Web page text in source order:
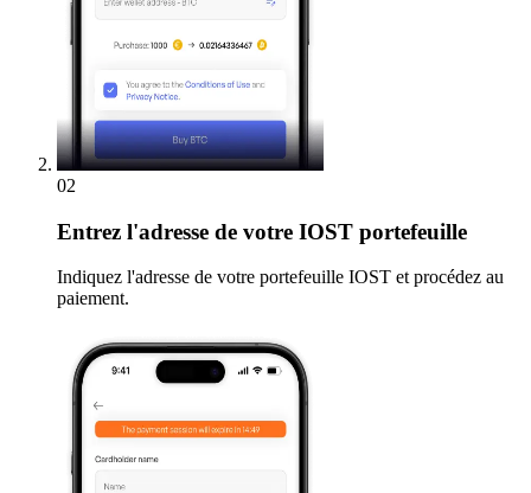
02
Entrez l'adresse de votre IOST portefeuille
Indiquez l'adresse de votre portefeuille IOST et procédez au
paiement.